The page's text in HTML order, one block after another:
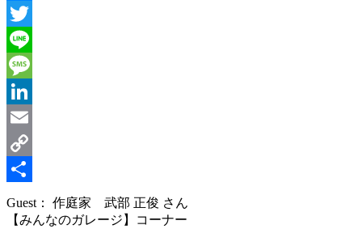
Messenger
Twitter
Line
Message
LinkedIn
Email
Copy
Link
共
有
Guest： 作庭家 武部 正俊 さん
【みんなのガレージ】コーナー